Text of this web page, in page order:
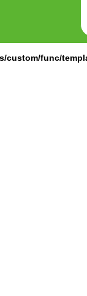
custom/func/
on null in
custom/func/